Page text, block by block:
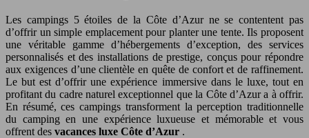
Les campings 5 étoiles de la Côte d’Azur ne se contentent pas
d’offrir un simple emplacement pour planter une tente. Ils proposent
une véritable gamme d’hébergements d’exception, des services
personnalisés et des installations de prestige, conçus pour répondre
aux exigences d’une clientèle en quête de confort et de raffinement.
Le but est d’offrir une expérience immersive dans le luxe, tout en
profitant du cadre naturel exceptionnel que la Côte d’Azur a à offrir.
En résumé, ces campings transforment la perception traditionnelle
du camping en une expérience luxueuse et mémorable et vous
offrent des vacances luxe Côte d’Azur .